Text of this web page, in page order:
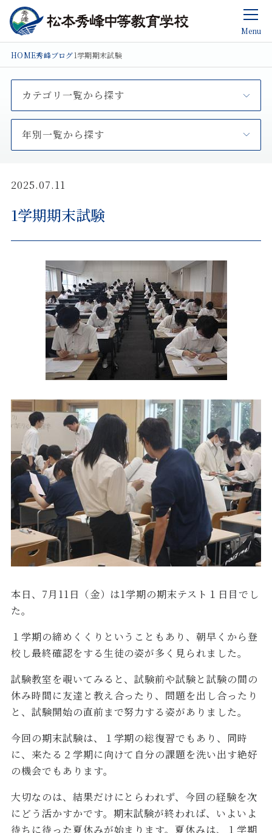
Menu
HOME秀峰ブログ1学期期末試験
カテゴリ一覧から探す
年別一覧から探す
2025.07.11
1学期期末試験
本日、7月11日（金）は1学期の期末テスト１日目でし
た。
１学期の締めくくりということもあり、朝早くから登
校し最終確認をする生徒の姿が多く見られました。
試験教室を覗いてみると、試験前や試験と試験の間の
休み時間に友達と教え合ったり、問題を出し合ったり
と、試験開始の直前まで努力する姿がありました。
今回の期末試験は、１学期の総復習でもあり、同時
に、来たる２学期に向けて自分の課題を洗い出す絶好
の機会でもあります。
大切なのは、結果だけにとらわれず、今回の経験を次
にどう活かすかです。期末試験が終われば、いよいよ
待ちに待った夏休みが始まります。夏休みは、１学期